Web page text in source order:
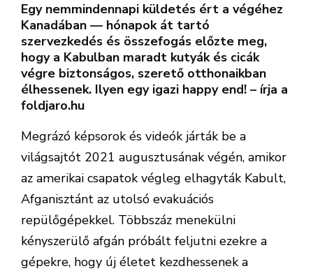
Egy nemmindennapi küldetés ért a végéhez
Kanadában — hónapok át tartó
szervezkedés és összefogás előzte meg,
hogy a Kabulban maradt kutyák és cicák
végre biztonságos, szerető otthonaikban
élhessenek. Ilyen egy igazi happy end! – írja a
foldjaro.hu
Megrázó képsorok és videók járták be a
világsajtót 2021 augusztusának végén, amikor
az amerikai csapatok végleg elhagyták Kabult,
Afganisztánt az utolsó evakuációs
repülőgépekkel. Többszáz menekülni
kényszerülő afgán próbált feljutni ezekre a
gépekre, hogy új életet kezdhessenek a